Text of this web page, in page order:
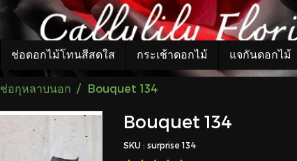
ช่อดอกไม้โทนสีสดใส กระเช้าดอกไม้ แจกันดอกไม้
ช่อกุหลาบนอก Bouquet 134
Bouquet 134
SKU : surprise 134